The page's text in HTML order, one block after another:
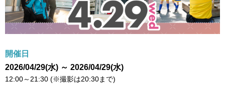
開催日
2026/04/29(水) ～ 2026/04/29(水)
12:00～21:30 (※撮影は20:30まで)